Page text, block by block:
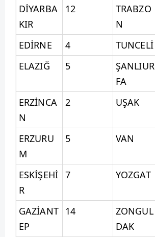
DİYARBA
KIR
12
TRABZO
N
EDİRNE 4 TUNCELİ
ELAZIĞ
5
ŞANLIUR
FA
ERZİNCA
N
2 UŞAK
ERZURU
M
5 VAN
ESKİŞEHİ
R
7 YOZGAT
GAZİANT
EP
14
ZONGUL
DAK